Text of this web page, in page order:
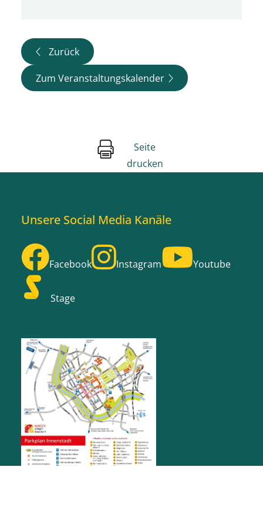
Zurück
Zum Veranstaltungskalender
Seite
drucken
Unsere Social Media Kanäle
Facebook Instagram Youtube
Stage